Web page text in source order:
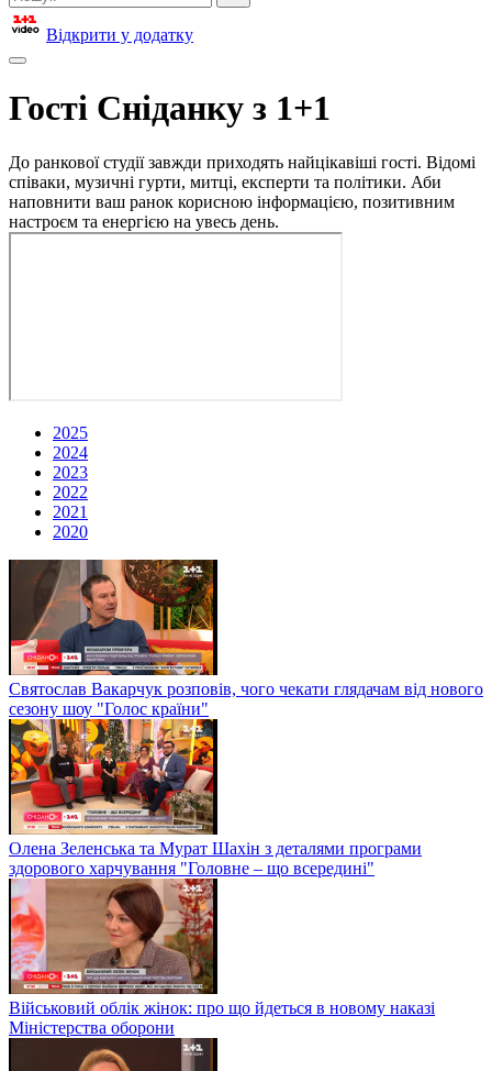
Відкрити у додатку
Гості Сніданку з 1+1
До ранкової студії завжди приходять найцікавіші гості. Відомі
співаки, музичні гурти, митці, експерти та політики. Аби
наповнити ваш ранок корисною інформацією, позитивним
настроєм та енергією на увесь день.
2025
2024
2023
2022
2021
2020
Святослав Вакарчук розповів, чого чекати глядачам від нового
сезону шоу "Голос країни"
Олена Зеленська та Мурат Шахін з деталями програми
здорового харчування "Головне – що всередині"
Військовий облік жінок: про що йдеться в новому наказі
Міністерства оборони